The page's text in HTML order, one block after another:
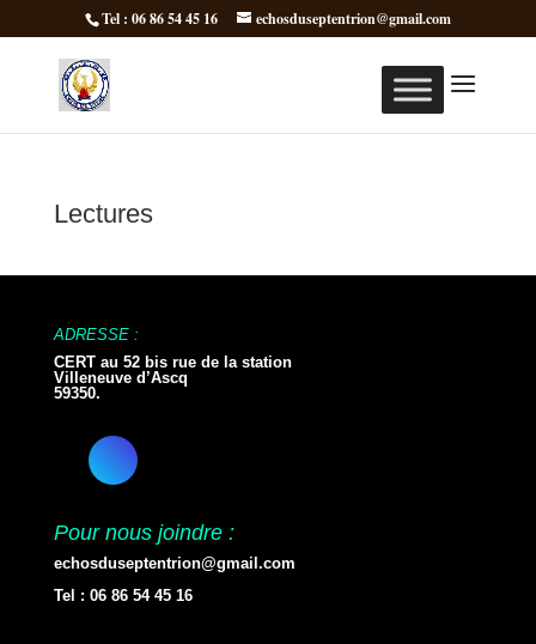
Tel : 06 86 54 45 16 echosduseptentrion@gmail.com
Lectures
ADRESSE :
CERT au 52 bis rue de la station
Villeneuve d’Ascq
59350.
Pour nous joindre :
echosduseptentrion@gmail.com
Tel : 06 86 54 45 16